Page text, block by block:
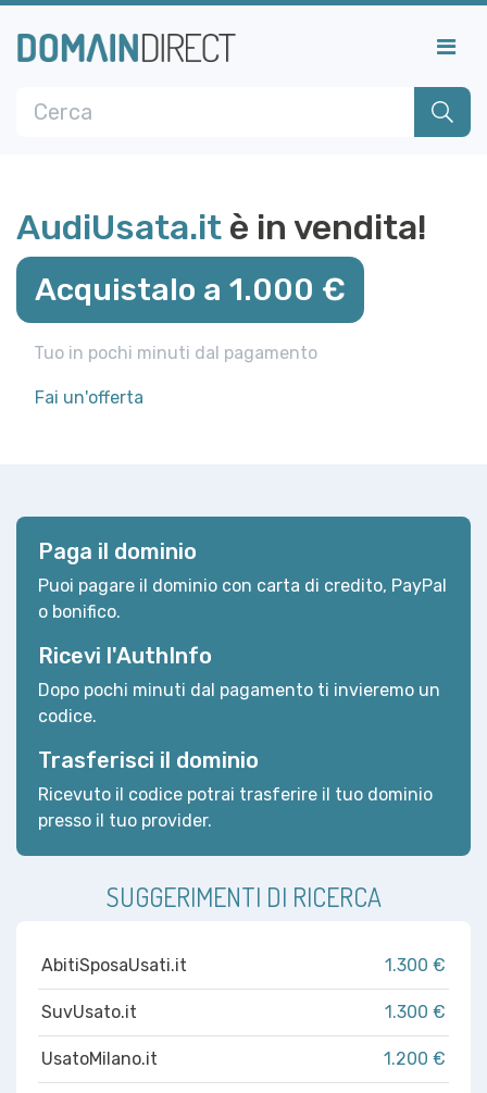
AudiUsata.it è in vendita!
Acquistalo a 1.000 €
Tuo in pochi minuti dal pagamento
Fai un'offerta
Paga il dominio
Puoi pagare il dominio con carta di credito, PayPal
o bonifico.
Ricevi l'AuthInfo
Dopo pochi minuti dal pagamento ti invieremo un
codice.
Trasferisci il dominio
Ricevuto il codice potrai trasferire il tuo dominio
presso il tuo provider.
SUGGERIMENTI DI RICERCA
AbitiSposaUsati.it 1.300 €
SuvUsato.it 1.300 €
UsatoMilano.it 1.200 €